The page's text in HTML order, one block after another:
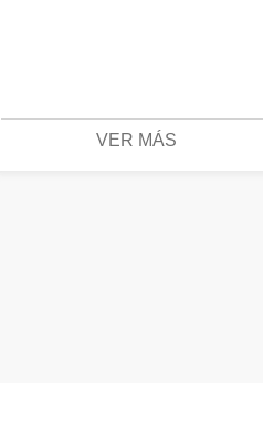
VER MÁS